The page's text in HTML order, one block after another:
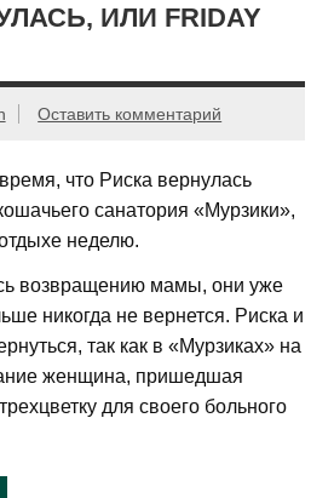
ИЛИ FRIDAY
Оставить комментарий
что Риска вернулась
санатория «Мурзики»,
неделю.
возвращению мамы, они уже
никогда не вернется. Риска и
так как в «Мурзиках» на
женщина, пришедшая
для своего больного